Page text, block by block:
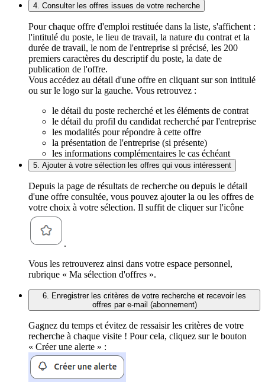
4. Consulter les offres issues de votre recherche
Pour chaque offre d'emploi restituée dans la liste, s'affichent :
l'intitulé du poste, le lieu de travail, la nature du contrat et la
durée de travail, le nom de l'entreprise si précisé, les 200
premiers caractères du descriptif du poste, la date de
publication de l'offre.
Vous accédez au détail d'une offre en cliquant sur son intitulé
ou sur le logo sur la gauche. Vous retrouvez :
le détail du poste recherché et les éléments de contrat
le détail du profil du candidat recherché par l'entreprise
les modalités pour répondre à cette offre
la présentation de l'entreprise (si présente)
les informations complémentaires le cas échéant
5. Ajouter à votre sélection les offres qui vous intéressent
Depuis la page de résultats de recherche ou depuis le détail
d'une offre consultée, vous pouvez ajouter la ou les offres de
votre choix à votre sélection. Il suffit de cliquer sur l'icône
.
Vous les retrouverez ainsi dans votre espace personnel,
rubrique « Ma sélection d'offres ».
6. Enregistrer les critères de votre recherche et recevoir les
offres par e-mail (abonnement)
Gagnez du temps et évitez de ressaisir les critères de votre
recherche à chaque visite ! Pour cela, cliquez sur le bouton
« Créer une alerte » :